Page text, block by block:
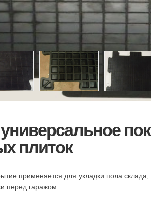
плиток
применяется для укладки пола склада,
перед гаражом.